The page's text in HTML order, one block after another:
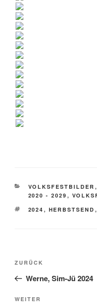
KATEGORIEN
VOLKSFESTBILDER ,
2020 - 2029 ,
SCHLAGWÖRTER
2024 , HERBSTSEND ,
Beitragsnavigation
Vorheriger
Beitrag
ZURÜCK
Werne, Sim-Jü 2024
Nächster
WEITER